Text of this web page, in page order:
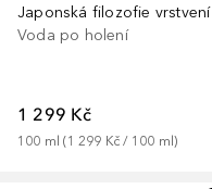
Japonská filozofie vrstvení
Voda po holení
1 299 Kč
100 ml (1 299 Kč / 100 ml)